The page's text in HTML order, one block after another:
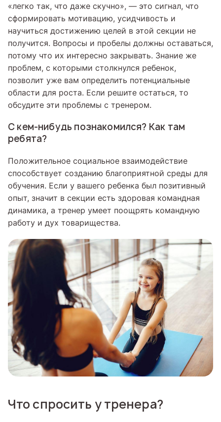
«легко так, что даже скучно», — это сигнал, что
сформировать мотивацию, усидчивость и
научиться достижению целей в этой секции не
получится. Вопросы и пробелы должны оставаться,
потому что их интересно закрывать. Знание же
проблем, с которыми столкнулся ребенок,
позволит уже вам определить потенциальные
области для роста. Если решите остаться, то
обсудите эти проблемы с тренером.
С кем-нибудь познакомился? Как там
ребята?
Положительное социальное взаимодействие
способствует созданию благоприятной среды для
обучения. Если у вашего ребенка был позитивный
опыт, значит в секции есть здоровая командная
динамика, а тренер умеет поощрять командную
работу и дух товарищества.
Что спросить у тренера?